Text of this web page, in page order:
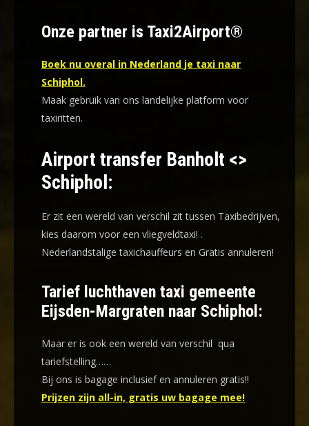
Onze partner is Taxi2Airport®
Boek nu overal in Nederland je taxi naar
Schiphol.
Maak gebruik van ons landelijke platform voor
taxiritten.
Airport transfer Banholt <>
Schiphol:
Er zit een wereld van verschil zit tussen Taxibedrijven,
kies daarom voor een vliegveldtaxi! .
Nederlandstalige taxichauffeurs en Gratis annuleren!
Tarief luchthaven taxi gemeente
Eijsden-Margraten naar Schiphol:
Maar er is ook een wereld van verschil qua
tariefstelling……
Bij ons is bagage inclusief en annuleren gratis!!
Prijzen zijn all-in, gratis uw bagage mee!